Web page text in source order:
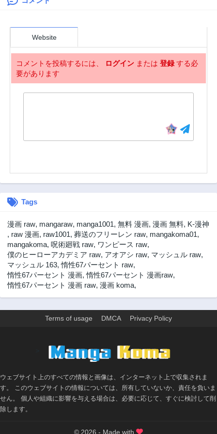
第65話
第63話
第3話
3年前
第2話
3年前
第1話
でお断りします！
Website
コメントを投稿するには、 ログイン または 登録する必
要があります
Tags
漫画 raw, mangaraw, manga1001, 無料 漫画, 漫画 無料, K-漫神
, raw 漫画, raw1001, 葬送のフリーレン raw, mangakoma01,
mangakoma, 呪術廻戦 raw, ワンピース raw,
僕のヒーローアカデミア raw, アオアシ raw, マッシュル raw,
マッシュル 163,惰性67パーセント raw,
惰性67パーセント 漫画,惰性67パーセント 漫画raw,
惰性67パーセント 漫画 raw, 漫画 koma,
Terms of usage DMCA Privacy Policy
ウェブサイト上のすべての情報と画像は、インターネット上で収集されま
す。 このウェブサイトの情報については、所有していないか、責任を負いま
せん。 個人や組織に影響を与える場合は、必要に応じて、すぐに検討して削
除します。
© 2026 - Made with